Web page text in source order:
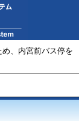
め、内宮前バス停を